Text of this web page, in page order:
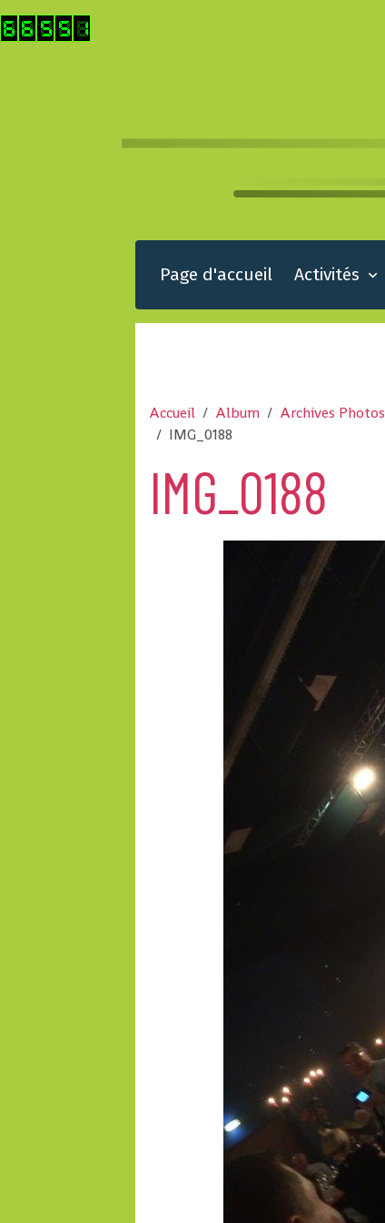
Page d'accueil Activités
Accueil Album Archives Photos
IMG_0188
IMG_0188